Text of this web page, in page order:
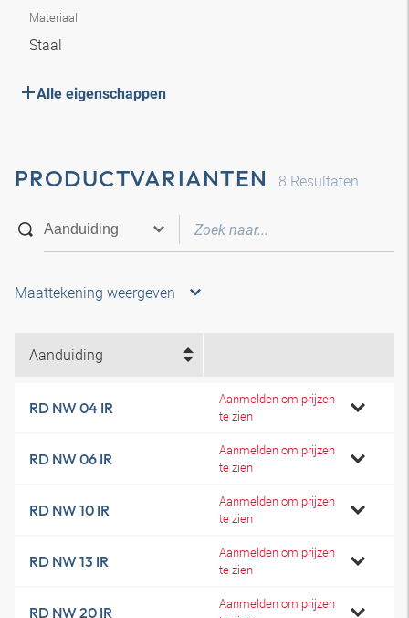
Materiaal
Staal
Alle eigenschappen
PRODUCTVARIANTEN 8 Resultaten
Maattekening weergeven
Aanduiding
RD NW 04 IR
Aanmelden om prijzen
te zien
RD NW 06 IR
Aanmelden om prijzen
te zien
RD NW 10 IR
Aanmelden om prijzen
te zien
RD NW 13 IR
Aanmelden om prijzen
te zien
RD NW 20 IR
Aanmelden om prijzen